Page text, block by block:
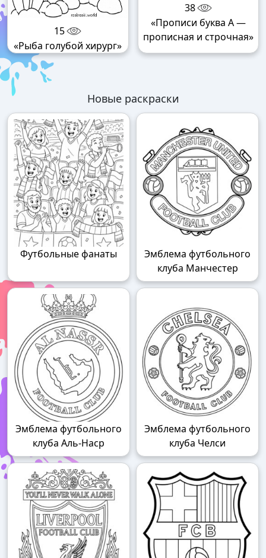
15
«Рыба голубой хирург»
38
«Прописи буква А —
прописная и строчная»
Новые раскраски
Футбольные фанаты
Эмблема футбольного
клуба Манчестер
Эмблема футбольного
клуба Аль-Наср
Эмблема футбольного
клуба Челси